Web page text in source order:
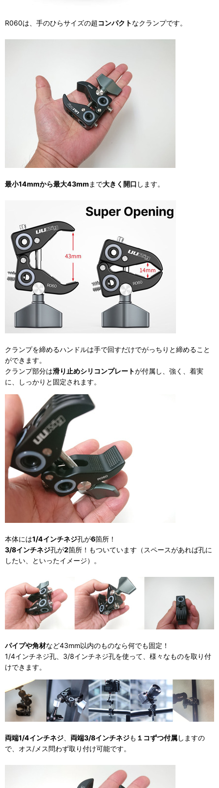
R060は、手のひらサイズの超コンパクトなクランプです。
最小14mmから最大43mm まで大きく開口 します。
クランプを締めるハンドルは手で回すだけでがっちりと締めること
ができます。
クランプ部分は滑り止めシリコンプレートが付属し、強く、着実
に、しっかりと固定されます。
本体には1/4インチネジ孔が6箇所！
3/8インチネジ孔が2箇所！もついています（スペースがあれば孔に
したい、といったイメージ）。
パイプや角材など43mm以内のものなら何でも固定！
1/4インチネジ孔、3/8インチネジ孔を使って、様々なものを取り付
けできます。
両端1/4インチネジ 両端3/8インチネジも １コずつ付属しますの
で、オス/メス問わず取り付け可能です。